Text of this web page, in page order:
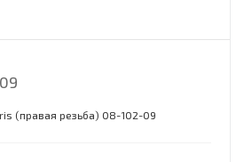
(правая резьба) 08-102-09